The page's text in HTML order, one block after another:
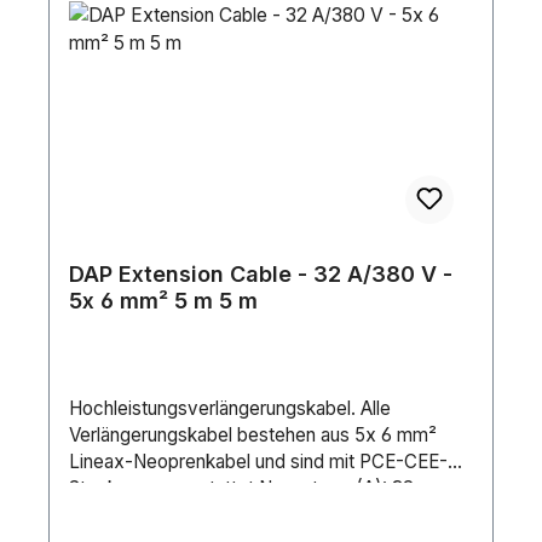
DAP Extension Cable - 32 A/380 V -
5x 6 mm² 5 m 5 m
Hochleistungsverlängerungskabel. Alle
Verlängerungskabel bestehen aus 5x 6 mm²
Lineax-Neoprenkabel und sind mit PCE-CEE-
Steckern ausgestattet.Nennstrom (A): 32